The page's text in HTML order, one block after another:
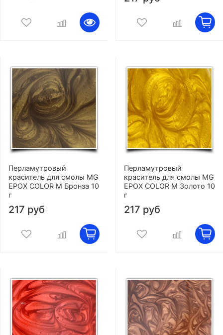
Перламутровый
краситель для смолы MG
EPOX COLOR M Бронза 10
г
217 руб
Перламутровый
краситель для смолы MG
EPOX COLOR M Золото 10
г
217 руб